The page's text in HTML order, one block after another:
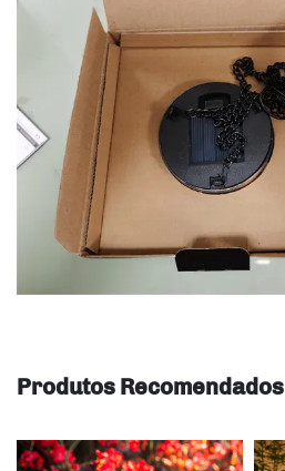
Produtos Recomendados